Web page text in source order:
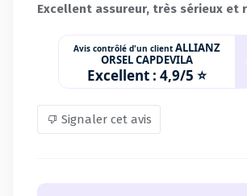
Excellent assureur, très sérieux et
Avis contrôlé d'un client ALLIANZ
ORSEL CAPDEVILA
Excellent : 4,9/5 ⭐
Signaler cet avis